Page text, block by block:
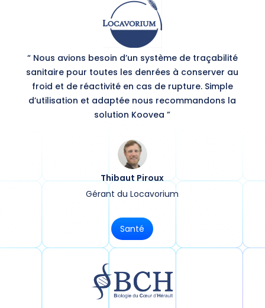
“ Nous avions besoin d’un système de traçabilité
sanitaire pour toutes les denrées à conserver au
froid et de réactivité en cas de rupture. Simple
d’utilisation et adaptée nous recommandons la
solution Koovea ”
Thibaut Piroux
Gérant du Locavorium
Santé